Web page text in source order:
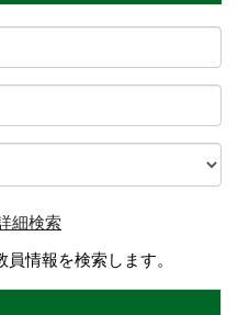
細検索
情報を検索します。